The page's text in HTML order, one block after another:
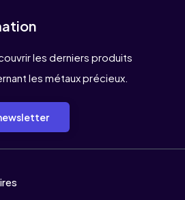
les derniers produits
les métaux précieux.